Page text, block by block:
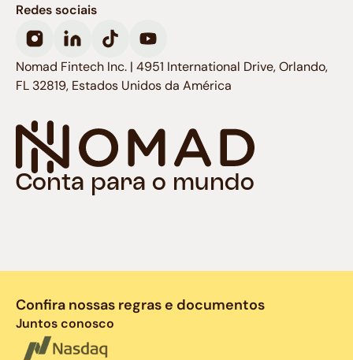
Conta para o mundo
Redes sociais
Nomad Fintech Inc. | 4951 International Drive, Orlando,
FL 32819, Estados Unidos da América
Confira nossas regras e documentos
Juntos conosco